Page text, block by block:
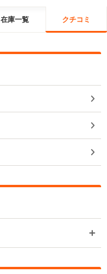
在庫一覧 クチコミ